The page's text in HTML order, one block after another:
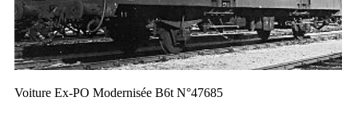
Voiture Ex-PO Modernisée B6t N°47685